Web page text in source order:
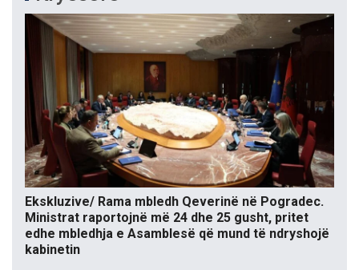
Ekskluzive/ Rama mbledh Qeverinë në Pogradec.
Ministrat raportojnë më 24 dhe 25 gusht, pritet
edhe mbledhja e Asamblesë që mund të ndryshojë
kabinetin